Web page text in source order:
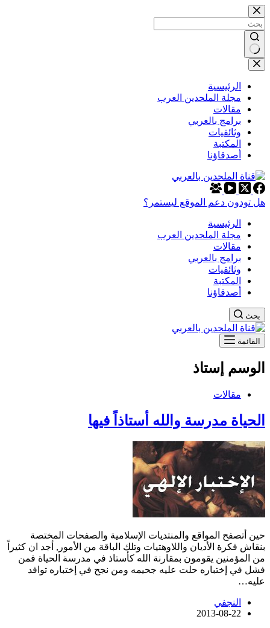
التجاوز
إلى
المحتوى
لا
نتائج
الرئيسية
مجلة الملحدين العرب
مقالات
برامج بالعربي
وثائقيات
المكتبة
أصدقاؤنا
هل تودون دعم الموقع ليستمر؟
الرئيسية
مجلة الملحدين العرب
مقالات
برامج بالعربي
وثائقيات
المكتبة
أصدقاؤنا
بحث
القائمة
الوسم إستاذ
مقالات
الحياة مدرسة والله أستاذاً فيها
حين أتصفح المواقع والمنتديات الإسلامية والصفحات المختصة
بنقاش فكرة الأديان واللاوهتيات وتلك الباقة من الأمور, أجد ان كثيراً
من المؤمنين يقومون بمقارنة الله كأستاذ في مدرسة الحياة فمن
فشل في إختباره حلت عليه جحيمه ومن نجح في إختباره توافد
عليه…
النجفي
2013-08-22